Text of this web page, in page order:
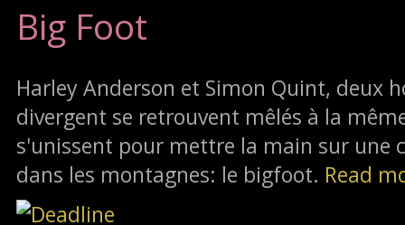
Big Foot
Harley Anderson et Simon Quint, deux
divergent se retrouvent mêlés à la
s'unissent pour mettre la main sur une
dans les montagnes: le bigfoot. Read